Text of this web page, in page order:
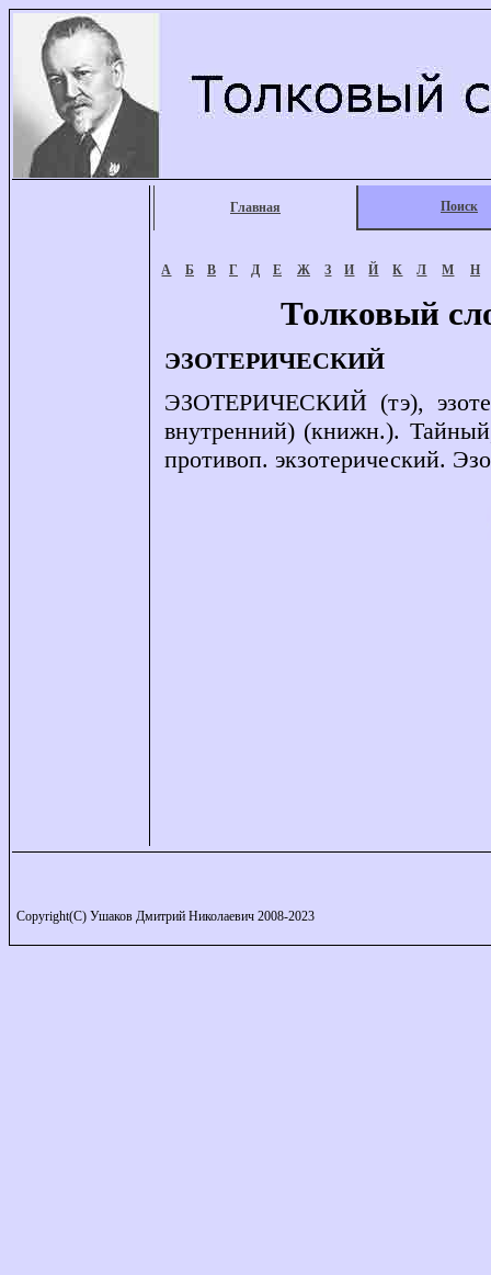
Главная Поиск
А Б В Г Д Е Ж З И Й К Л М Н
Толковый
ЭЗОТЕРИЧЕСКИЙ
ЭЗОТЕРИЧЕСКИЙ (тэ),
внутренний) (книжн.).
противоп. экзотерический.
Copyright(C) Ушаков Дмитрий Николаевич 2008-2023